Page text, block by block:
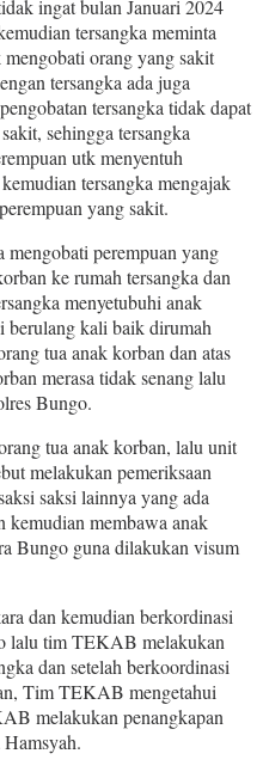
ingat bulan Januari 2024
tersangka meminta
orang yang sakit
tersangka ada juga
tersangka tidak dapat
sehingga tersangka
utk menyentuh
tersangka mengajak
yang sakit.
mengobati perempuan yang
ke rumah tersangka dan
menyetubuhi anak
berulang kali baik dirumah
tua anak korban dan atas
merasa tidak senang lalu
Bungo.
tua anak korban, lalu unit
melakukan pemeriksaan
saksi lainnya yang ada
kemudian membawa anak
Bungo guna dilakukan visum
dan kemudian berkordinasi
lalu tim TEKAB melakukan
dan setelah berkoordinasi
Tim TEKAB mengetahui
melakukan penangkapan